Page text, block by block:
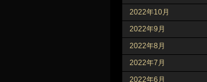
2022年10月
2022年9月
2022年8月
2022年7月
2022年6月